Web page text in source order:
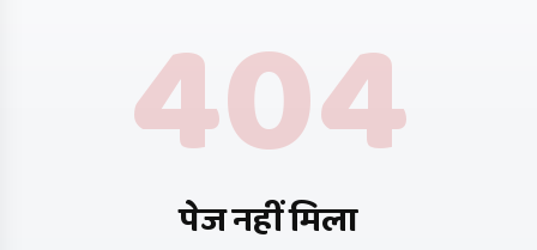
404
पेज नहीं मिला